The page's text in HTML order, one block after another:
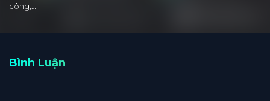
công,…
Bình Luận